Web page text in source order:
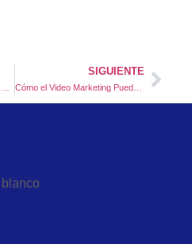
SIGUIENTE
Cómo el Video Marketing Puede Transformar tu Negocio: Estrategias Clave para Impulsar Ventas Online